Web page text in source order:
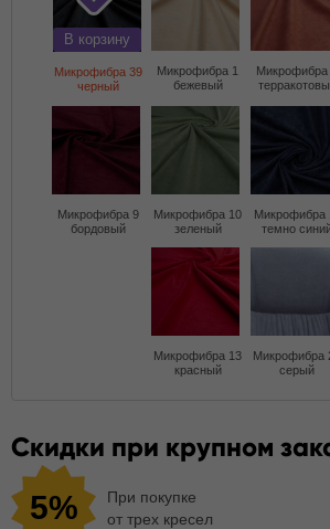
В корзину
Микрофибра 39
черный
Микрофибра 1
бежевый
Микрофибра
Микрофибра 9
бордовый
Микрофибра 10
зеленый
Микрофибра
темно
Микрофибра 13
красный
Микрофибра
серый
Скидки при крупном
5%
При покупке
от трех кресел